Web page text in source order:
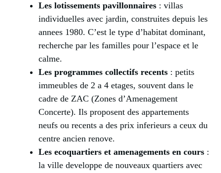
Les lotissements pavillonnaires : villas
individuelles avec jardin, construites depuis les
annees 1980. C’est le type d’habitat dominant,
recherche par les familles pour l’espace et le
calme.
Les programmes collectifs recents : petits
immeubles de 2 a 4 etages, souvent dans le
cadre de ZAC (Zones d’Amenagement
Concerte). Ils proposent des appartements
neufs ou recents a des prix inferieurs a ceux du
centre ancien renove.
Les ecoquartiers et amenagements en cours :
la ville developpe de nouveaux quartiers avec